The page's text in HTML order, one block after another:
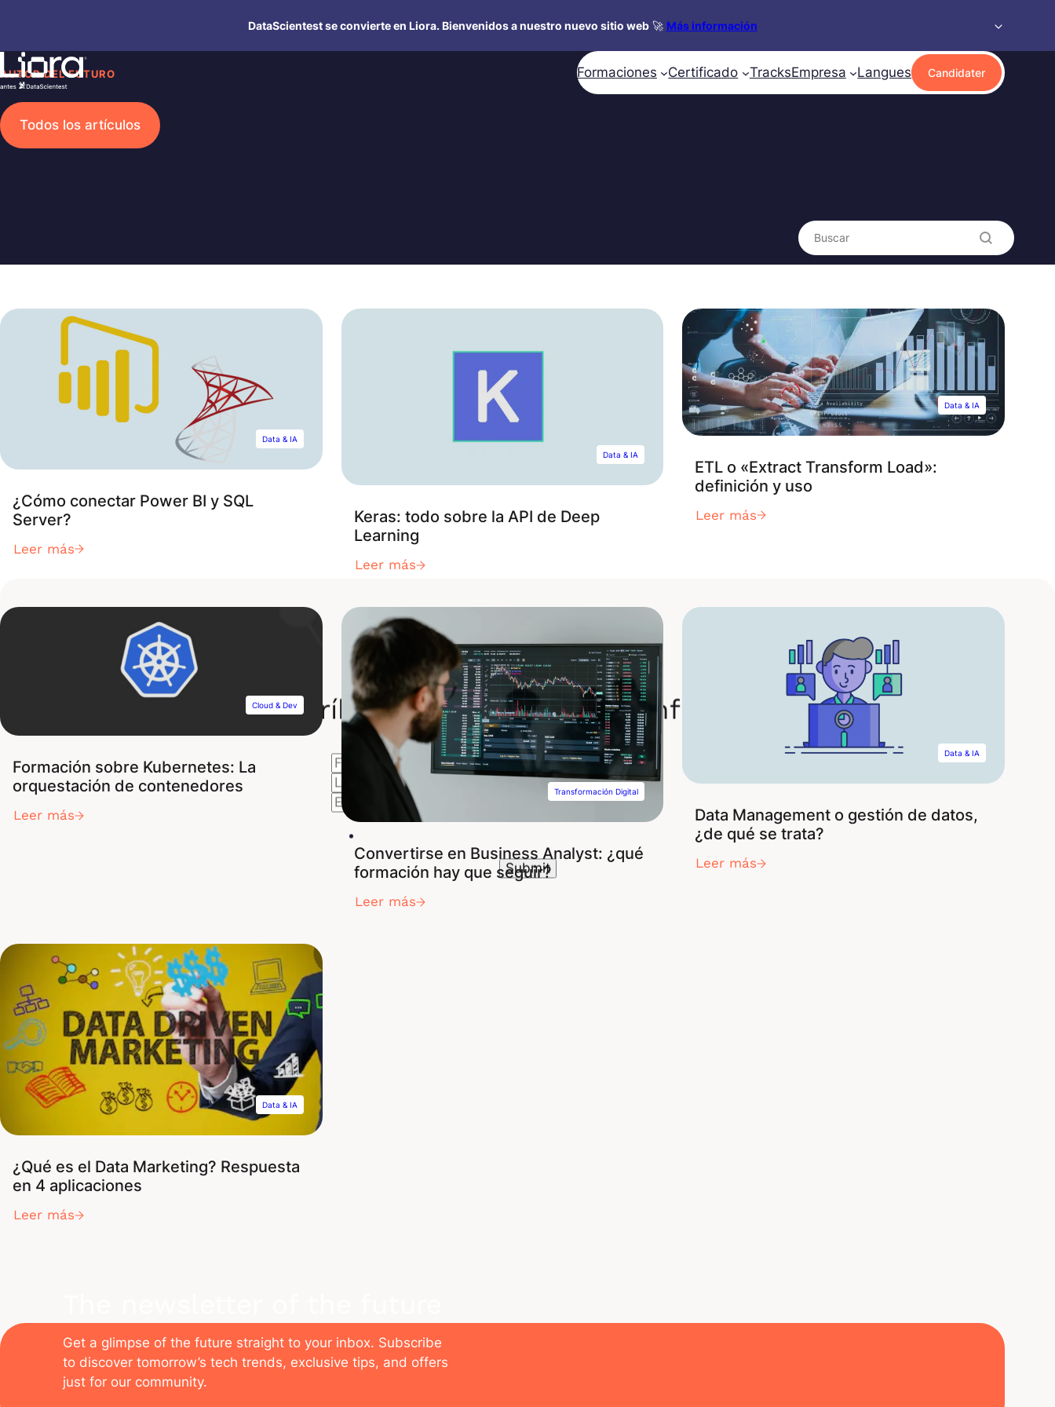
contenido
DataScientest se convierte en Liora. Bienvenidos a nuestro nuevo sitio web🚀 Más información
Formaciones Certificado TracksEmpresa Langues Candidater
AUTOR DEL FUTURO
Todos los artículos
Search content
Data & IA
¿Cómo conectar Power BI y SQL
Server?
Leer más
Data & IA
Keras: todo sobre la API de Deep
Learning
Leer más
Data & IA
ETL o «Extract Transform Load»:
definición y uso
Leer más
Cloud & Dev
Formación sobre Kubernetes: La
orquestación de contenedores
Leer más
Transformación Digital
Convertirse en Business Analyst: ¿qué
formación hay que seguir?
Leer más
Data & IA
Data Management o gestión de datos,
¿de qué se trata?
Leer más
Data & IA
¿Qué es el Data Marketing? Respuesta
en 4 aplicaciones
Leer más
Get a glimpse of the future straight to your inbox. Subscribe
to discover tomorrow’s tech trends, exclusive tips, and offers
just for our community.
Suscríbete a nuestro boletín informativo